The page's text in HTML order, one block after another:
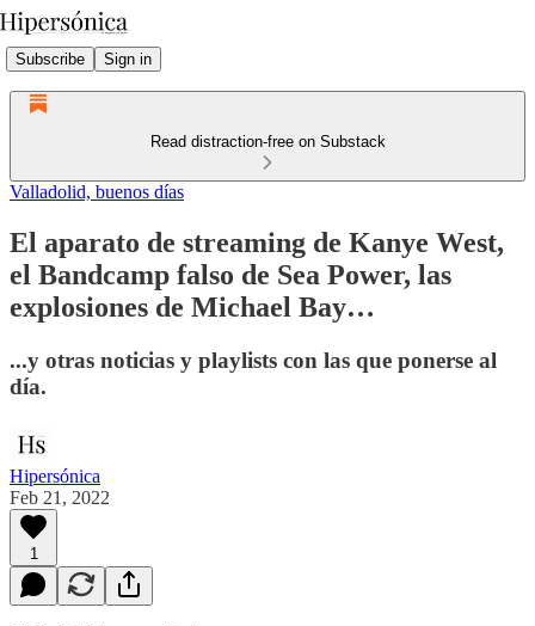
Subscribe Sign in
Read distraction-free on Substack
Valladolid, buenos días
El aparato de streaming de Kanye West,
el Bandcamp falso de Sea Power, las
explosiones de Michael Bay…
...y otras noticias y playlists con las que ponerse al
día.
Hipersónica
Feb 21, 2022
1